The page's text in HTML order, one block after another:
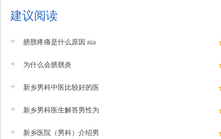
建议阅读
* 膀胱疼痛是什么原因 nia
* 为什么会膀胱炎
* 新乡男科中医比较好的医
* 新乡男科医生解答男性为
* 新乡医院（男科）介绍男